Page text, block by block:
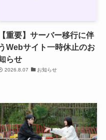
【重要】サーバー移行に伴
Webサイト一時休止のお
らせ
2026.8.07 お知らせ